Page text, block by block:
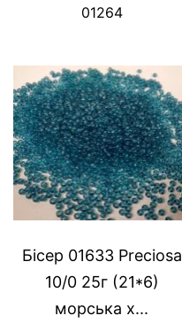
01264
Бісер 01633 Preсiosa
10/0 25г (21*6)
морська х...